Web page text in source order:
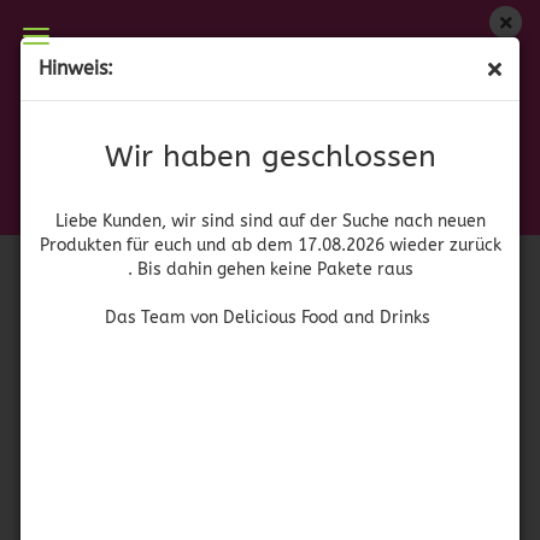
Hinweis:
Wir haben geschlossen
Liebe Kunden, wir sind sind auf der Suche nach neuen
Produkten für euch und ab dem 17.08.2026 wieder zurück
. Bis dahin gehen keine Pakete raus
Das Team von Delicious Food and Drinks
Wir haben geschlossen
zurück. Bis dahin gehen keine Pakete raus
Das Team von Delicious Food and Drinks
41632)